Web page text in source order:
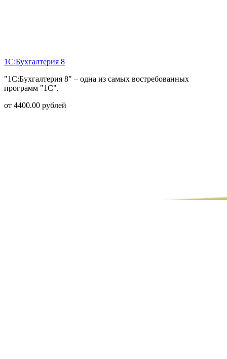
1С:Бухгалтерия 8
"1С:Бухгалтерия 8" – одна из самых востребованных
программ "1С".
от 4400.00 рублей